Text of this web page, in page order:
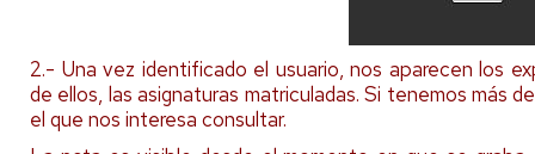
2.- Una vez identificado el usuario, nos aparecen los
de ellos, las asignaturas matriculadas. Si tenemos más
el que nos interesa consultar.